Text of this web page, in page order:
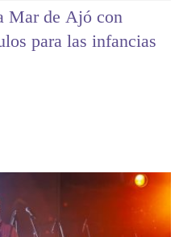
Mar de Ajó con
para las infancias